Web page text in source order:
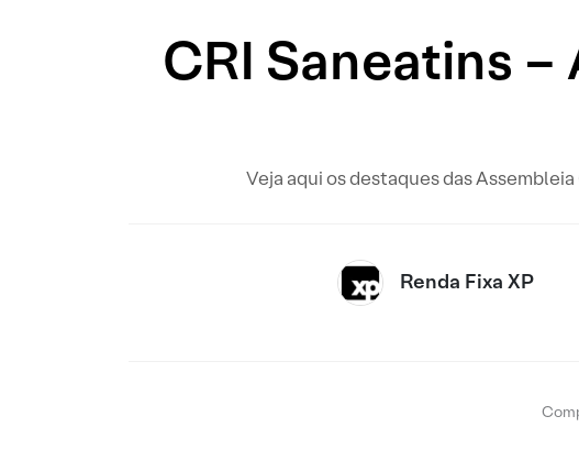
CRI Saneatins
Veja aqui os destaques das
Renda Fixa XP